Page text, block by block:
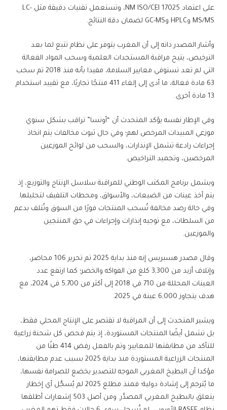
على اعتماد NM ISO/CEI 17025، وتستعمل تقنيات دقيقة مثل LC-
MS/MS وHPLC وGC-MS لضمان دقة النتائج.
وأشار المصدر ذاته إلى أن المغرب يتوفر على نظام تتبع لما بعد
الترخيص، يتيح مراقبة المستجدات العلمية وسحب المواد الفعالة
التي لم تعد تستوفي معايير السلامة، مفيدا بأنه منذ 2018 تم سحب
63 مادة فعالة، ما أدى إلى إلغاء 411 منتجًا تجاريًا، مع تقييد استخدام
13 مادة أخرى.
وفي الإطار نفسه يؤكد المتحدث أن “أونسا” تراقب بشكل سنوي
موزعي المبيدات المرخص لهم؛ وفي حال ثبوت مخالفات يتم اتخاذ
إجراءات رادعة تشمل الإنذارات، والسحب من لوائح الموزعين
المرخصين، وتجميد التراخيص.
ويشمل برنامج المكتب الوطني للمراقبة سلاسل الإنتاج والتوزيع، إذ
يتم أخذ عينات من الضيعات، والأسواق، ومحطات التلفيف لتحليلها.
وفي حالة رصد مخالفة تُسحب المنتجات فورًا من السوق وتُتلف بدعم
من السلطات، مع توجيه إنذارات وإجراءات في حق المنتجين
والموزعين.
وقال مصدر هسبريس إنه منذ بداية 2025 تم تحرير 106 محاضر،
وإتلاف أزيد من 3,300 كلغ من الفواكه والخضر؛ كما ارتفع عدد
العينات المحللة من 710 في 2018 إلى أكثر من 5,700 في 2024، مع
هدف يتجاوز 6,000 عينة في 2025.
ويشير المتحدث إلى أن المراقبة لا تقتصر على الإنتاج المحلي فقط،
بل تشمل أيضًا المنتجات المستوردة، إذ يتم فحص كل شحنة زراعية
للتأكد من مطابقتها للمعايير؛ وتم بالفعل رفض 414 طنًا من
المنتجات الزراعية المستوردة منذ بداية 2025 بسبب عدم مطابقتها،
مؤكدا أن البطيخ المغربي الموجه للتصدير يخضع للصرامة نفسها،
ما يُترجم إلى إشادة دولية؛ فمنذ مطلع 2025 لم يُسجَّل أي إخطار
يتعلق بالبطيخ المغربي المصدَّر. ومن أصل 503 إشعارات أطلقها